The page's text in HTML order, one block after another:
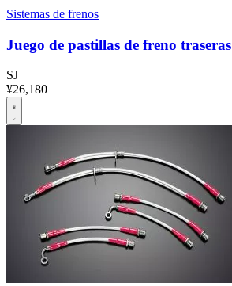
Sistemas de frenos
Juego de pastillas de freno traseras
SJ
¥26,180